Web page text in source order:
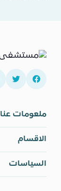
ملعومات عنا
الاقسام
السياسات